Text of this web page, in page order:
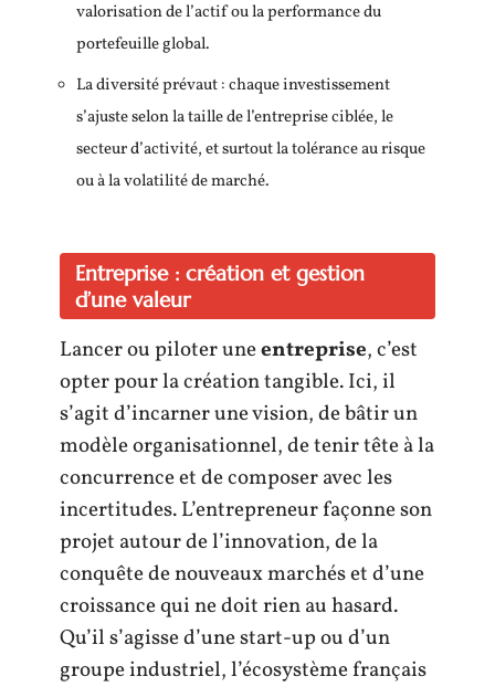
valorisation de l’actif ou la performance du
portefeuille global.
La diversité prévaut : chaque investissement
s’ajuste selon la taille de l’entreprise ciblée, le
secteur d’activité, et surtout la tolérance au risque
ou à la volatilité de marché.
Entreprise : création et gestion
d’une valeur
Lancer ou piloter uneentreprise, c’est
opter pour la création tangible. Ici, il
s’agit d’incarner une vision, de bâtir un
modèle organisationnel, de tenir tête à la
concurrence et de composer avec les
incertitudes. L’entrepreneur façonne son
projet autour de l’innovation, de la
conquête de nouveaux marchés et d’une
croissance qui ne doit rien au hasard.
Qu’il s’agisse d’une start-up ou d’un
groupe industriel, l’écosystème français